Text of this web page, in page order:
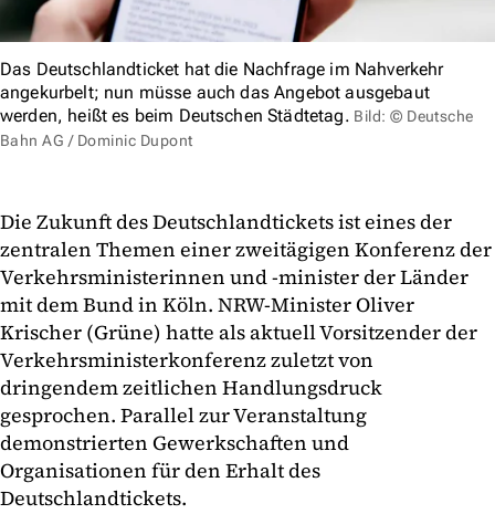
Das Deutschlandticket hat die Nachfrage im Nahverkehr
angekurbelt; nun müsse auch das Angebot ausgebaut
werden, heißt es beim Deutschen Städtetag. Bild: © Deutsche
Bahn AG / Dominic Dupont
Die Zukunft des Deutschlandtickets ist eines der
zentralen Themen einer zweitägigen Konferenz der
Verkehrsministerinnen und -minister der Länder
mit dem Bund in Köln. NRW-Minister Oliver
Krischer (Grüne) hatte als aktuell Vorsitzender der
Verkehrsministerkonferenz zuletzt von
dringendem zeitlichen Handlungsdruck
gesprochen. Parallel zur Veranstaltung
demonstrierten Gewerkschaften und
Organisationen für den Erhalt des
Deutschlandtickets.